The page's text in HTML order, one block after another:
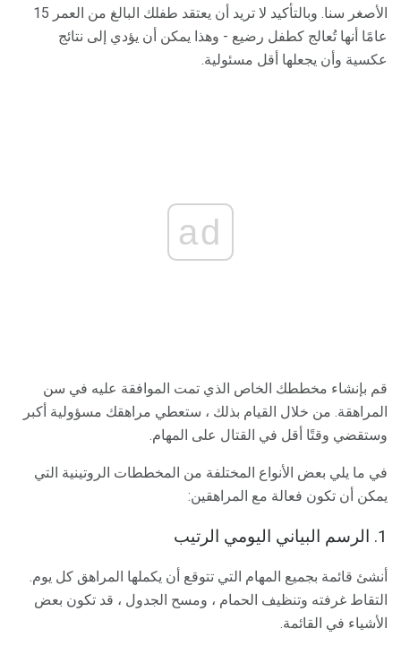
الأصغر سنا. وبالتأكيد لا تريد أن يعتقد طفلك البالغ من العمر 15
عامًا أنها تُعالج كطفل رضيع - وهذا يمكن أن يؤدي إلى نتائج
عكسية وأن يجعلها أقل مسئولية.
ad
قم بإنشاء مخططك الخاص الذي تمت الموافقة عليه في سن
المراهقة. من خلال القيام بذلك ، ستعطي مراهقك مسؤولية أكبر
وستقضي وقتًا أقل في القتال على المهام.
في ما يلي بعض الأنواع المختلفة من المخططات الروتينية التي
يمكن أن تكون فعالة مع المراهقين:
1. الرسم البياني اليومي الرتيب
أنشئ قائمة بجميع المهام التي تتوقع أن يكملها المراهق كل يوم.
التقاط غرفته وتنظيف الحمام ، ومسح الجدول ، قد تكون بعض
الأشياء في القائمة.